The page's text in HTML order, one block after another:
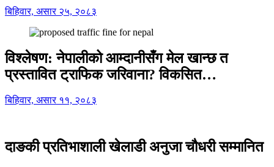
बिहिवार, असार २५, २०८३
विश्लेषण: नेपालीको आम्दानीसँग मेल खान्छ त
प्रस्तावित ट्राफिक जरिवाना? विकसित…
बिहिवार, असार ११, २०८३
दाङकी प्रतिभाशाली खेलाडी अनुजा चौधरी सम्मानित